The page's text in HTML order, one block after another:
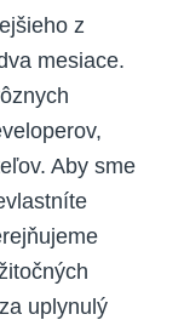
z
mesiace.
Aby sme
uplynulý